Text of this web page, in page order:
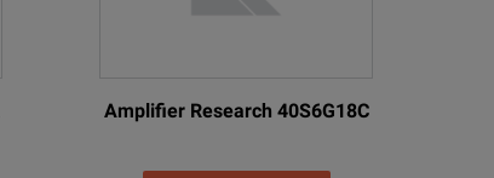
Amplifier Research 40S6G18C